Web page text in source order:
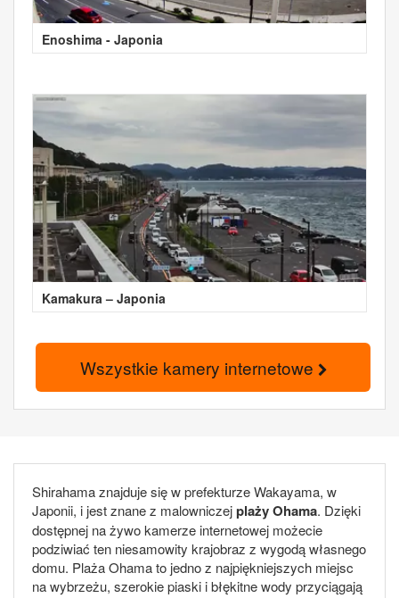
Enoshima - Japonia
Kamakura – Japonia
Wszystkie kamery internetowe
Shirahama znajduje się w prefekturze Wakayama, w
Japonii, i jest znane z malowniczejplaży Ohama. Dzięki
dostępnej na żywo kamerze internetowej możecie
podziwiać ten niesamowity krajobraz z wygodą własnego
domu. Plaża Ohama to jedno z najpiękniejszych miejsc
na wybrzeżu, szerokie piaski i błękitne wody przyciągają